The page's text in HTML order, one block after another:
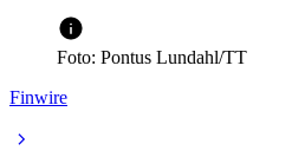
Foto: Pontus Lundahl/TT
Finwire